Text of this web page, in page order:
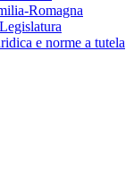
Romagna
e norme a tutela